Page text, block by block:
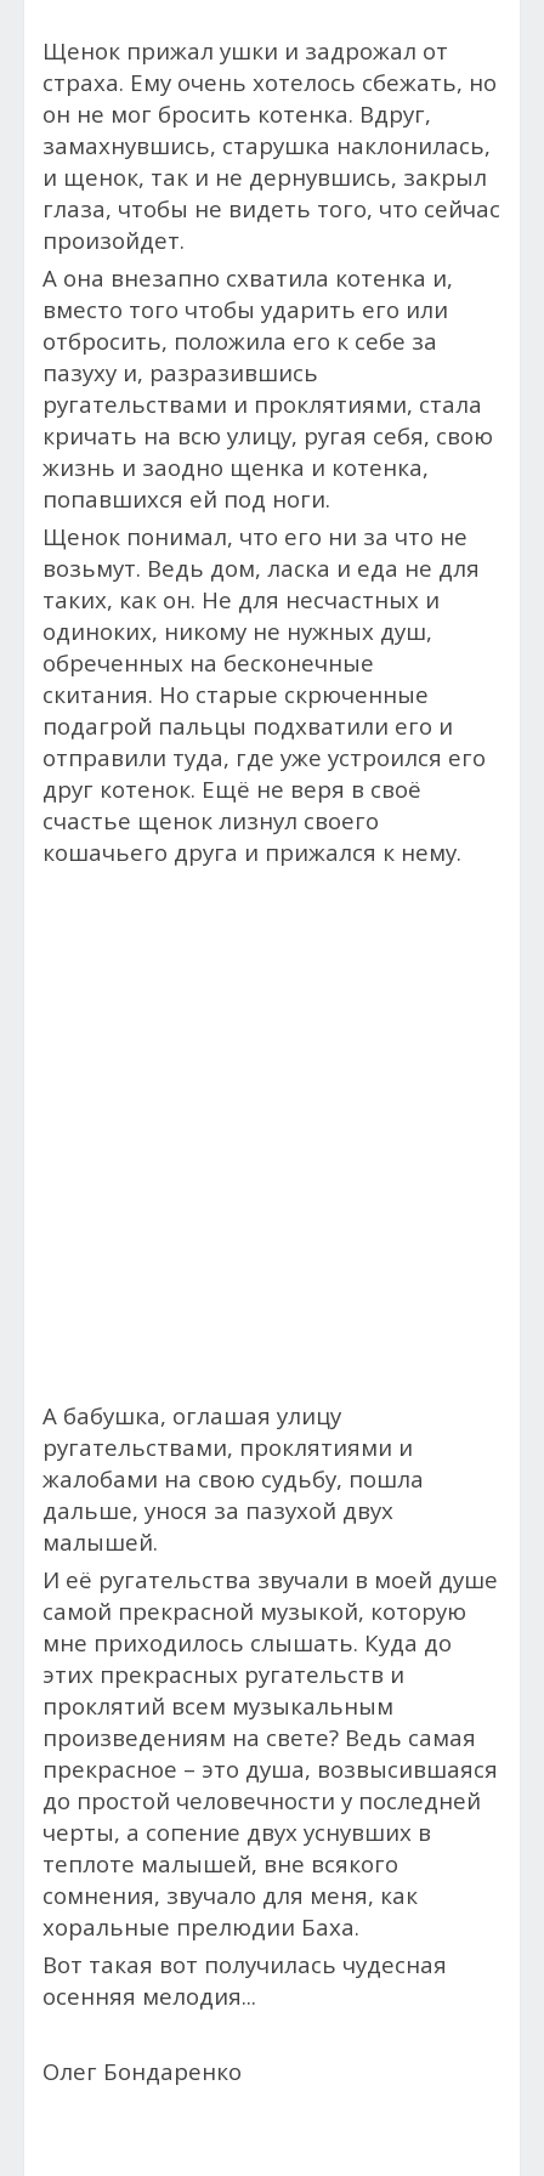
Щенок прижал ушки и задрожал от
страха. Ему очень хотелось сбежать, но
он не мог бросить котенка. Вдруг,
замахнувшись, старушка наклонилась,
и щенок, так и не дернувшись, закрыл
глаза, чтобы не видеть того, что сейчас
произойдет.
А она внезапно схватила котенка и,
вместо того чтобы ударить его или
отбросить, положила его к себе за
пазуху и, разразившись
ругательствами и проклятиями, стала
кричать на всю улицу, ругая себя, свою
жизнь и заодно щенка и котенка,
попавшихся ей под ноги.
Щенок понимал, что его ни за что не
возьмут. Ведь дом, ласка и еда не для
таких, как он. Не для несчастных и
одиноких, никому не нужных душ,
обреченных на бесконечные
скитания. Но старые скрюченные
подагрой пальцы подхватили его и
отправили туда, где уже устроился его
друг котенок. Ещё не веря в своё
счастье щенок лизнул своего
кошачьего друга и прижался к нему.
А бабушка, оглашая улицу
ругательствами, проклятиями и
жалобами на свою судьбу, пошла
дальше, унося за пазухой двух
малышей.
И её ругательства звучали в моей душе
самой прекрасной музыкой, которую
мне приходилось слышать. Куда до
этих прекрасных ругательств и
проклятий всем музыкальным
произведениям на свете? Ведь самая
прекрасное – это душа, возвысившаяся
до простой человечности у последней
черты, а сопение двух уснувших в
теплоте малышей, вне всякого
сомнения, звучало для меня, как
хоральные прелюдии Баха.
Вот такая вот получилась чудесная
осенняя мелодия...
Олег Бондаренко